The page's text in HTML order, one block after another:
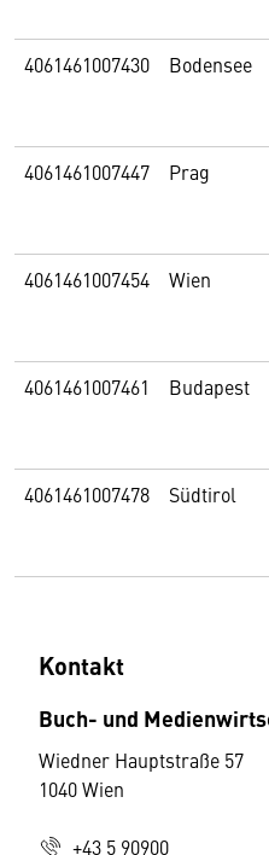
4061461007430 Bodensee
4061461007447 Prag
4061461007454 Wien
4061461007461 Budapest
4061461007478 Südtirol
Kontakt
Buch- und
Wiedner Hauptstraße 57
1040 Wien
+43 5 90900